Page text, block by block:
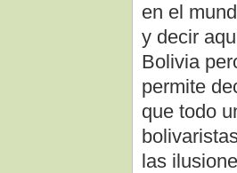
en el
y decir
Bolivia
permite
que todo
las